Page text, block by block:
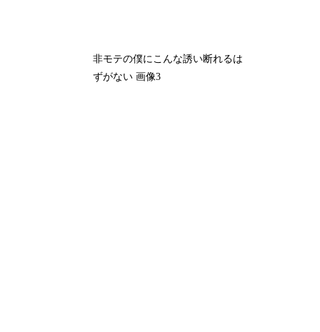
非モテの僕にこんな誘い断れるは
ずがない 画像3